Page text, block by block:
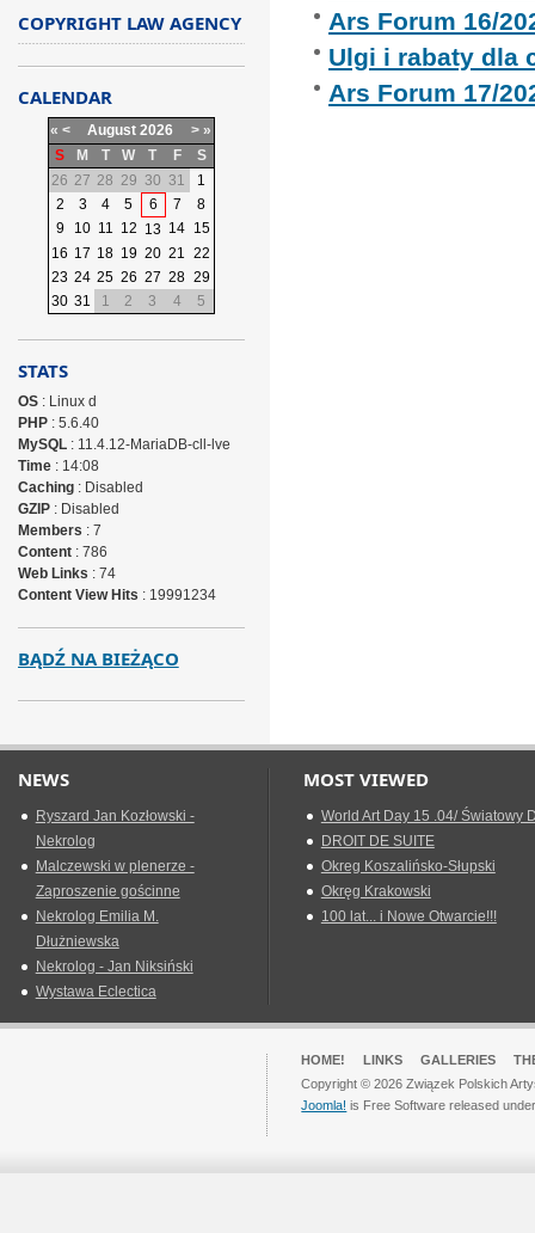
Ars Forum 16/
Ulgi i rabaty dla
Ars Forum 17/
COPYRIGHT LAW AGENCY
CALENDAR
« < August 2026 > »
S
M T W T F
S
26 27 28 29 30 31
1
2
3 4 5 6 7
8
9
10 11 12 13 14 15
16 17 18 19 20 21 22
23 24 25 26 27 28 29
30 31 1 2 3 4 5
STATS
OS: Linux d
PHP: 5.6.40
MySQL: 11.4.12-MariaDB-cll-lve
Time: 14:08
Caching: Disabled
GZIP: Disabled
Members : 7
Content: 786
Web Links : 74
Content View Hits : 19991234
BĄDŹ NA BIEŻĄCO
NEWS
Ryszard Jan Kozłowski -
Nekrolog
Malczewski w plenerze -
Zaproszenie gościnne
Nekrolog Emilia M.
Dłużniewska
Nekrolog - Jan Niksiński
Wystawa Eclectica
MOST VIEWED
World Art Day 15 .04/ Światowy
DROIT DE SUITE
Okreg Koszalińsko-Słupski
Okręg Krakowski
100 lat... i Nowe Otwarcie!!!
HOME! LINKS GALLERIES
Copyright © 2026 Związek Polskich
Joomla! is Free Software released